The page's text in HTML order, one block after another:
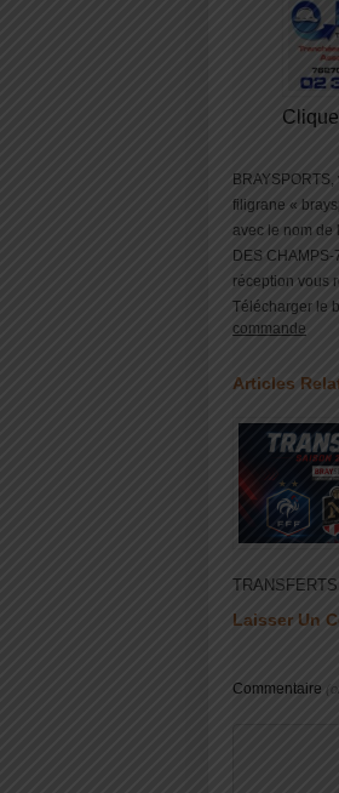
filigrane «
avec le nom de
DES
réception vous
Télécharger le
commande
Articles
Laisser Un
Commentaire